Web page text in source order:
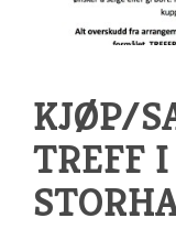
KJØP/
TREFF